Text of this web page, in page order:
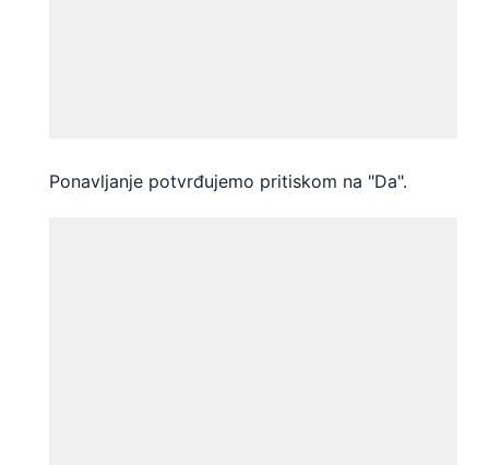
Ponavljanje potvrđujemo pritiskom na "Da".